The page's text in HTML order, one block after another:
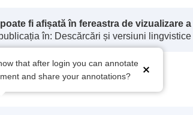
fi afișată în fereastra de vizualizare
în: Descărcări și versiuni lingvistice
that after login you can annotate
and share your annotations?